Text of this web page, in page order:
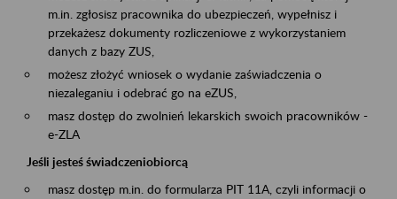
m.in. zgłosisz pracownika do ubezpieczeń, wypełnisz i
przekażesz dokumenty rozliczeniowe z wykorzystaniem
danych z bazy ZUS,
możesz złożyć wniosek o wydanie zaświadczenia o
niezaleganiu i odebrać go na eZUS,
masz dostęp do zwolnień lekarskich swoich pracowników -
e-ZLA
Jeśli jesteś świadczeniobiorcą
masz dostęp m.in. do formularza PIT 11A, czyli informacji o